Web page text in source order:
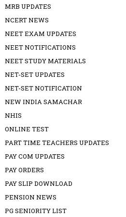
MRB UPDATES
NCERT NEWS
NEET EXAM UPDATES
NEET NOTIFICATIONS
NEET STUDY MATERIALS
NET-SET UPDATES
NET-SET NOTIFICATION
NEW INDIA SAMACHAR
NHIS
ONLINE TEST
PART TIME TEACHERS UPDATES
PAY COM UPDATES
PAY ORDERS
PAY SLIP DOWNLOAD
PENSION NEWS
PG SENIORITY LIST